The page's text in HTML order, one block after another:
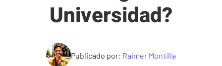
Universidad?
Publicado por: Raimer Montilla